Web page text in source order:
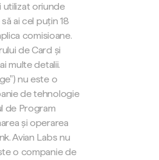
utilizat oriunde
ai cel puțin 18
comisioane.
de Card și
multe detalii.
nu este o
de tehnologie
de Program
și operarea
Avian Labs nu
o companie de